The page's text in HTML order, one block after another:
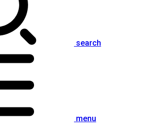
search
menu